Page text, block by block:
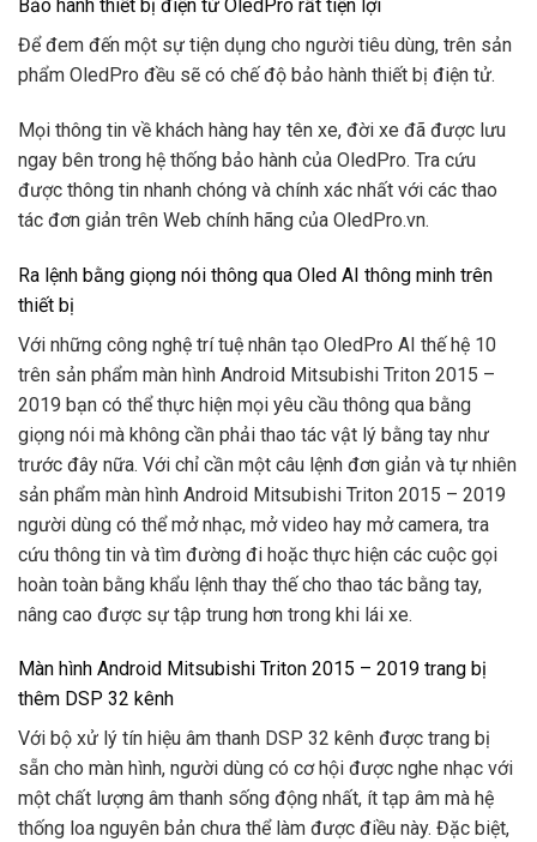
Bảo hành thiết bị điện tử OledPro rất tiện lợi
Để đem đến một sự tiện dụng cho người tiêu dùng, trên sản
phẩm OledPro đều sẽ có chế độ bảo hành thiết bị điện tử.
Mọi thông tin về khách hàng hay tên xe, đời xe đã được lưu
ngay bên trong hệ thống bảo hành của OledPro. Tra cứu
được thông tin nhanh chóng và chính xác nhất với các thao
tác đơn giản trên Web chính hãng của OledPro.vn.
Ra lệnh bằng giọng nói thông qua Oled AI thông minh trên
thiết bị
Với những công nghệ trí tuệ nhân tạo OledPro AI thế hệ 10
trên sản phẩm màn hình Android Mitsubishi Triton 2015 –
2019 bạn có thể thực hiện mọi yêu cầu thông qua bằng
giọng nói mà không cần phải thao tác vật lý bằng tay như
trước đây nữa. Với chỉ cần một câu lệnh đơn giản và tự nhiên
sản phẩm màn hình Android Mitsubishi Triton 2015 – 2019
người dùng có thể mở nhạc, mở video hay mở camera, tra
cứu thông tin và tìm đường đi hoặc thực hiện các cuộc gọi
hoàn toàn bằng khẩu lệnh thay thế cho thao tác bằng tay,
nâng cao được sự tập trung hơn trong khi lái xe.
Màn hình Android Mitsubishi Triton 2015 – 2019 trang bị
thêm DSP 32 kênh
Với bộ xử lý tín hiệu âm thanh DSP 32 kênh được trang bị
sẵn cho màn hình, người dùng có cơ hội được nghe nhạc với
một chất lượng âm thanh sống động nhất, ít tạp âm mà hệ
thống loa nguyên bản chưa thể làm được điều này. Đặc biệt,